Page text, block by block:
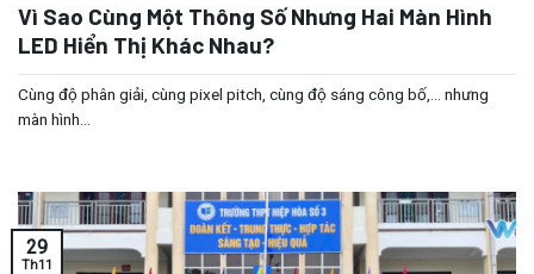
Vì Sao Cùng Một Thông Số Nhưng Hai Màn Hình
LED Hiển Thị Khác Nhau?
Cùng độ phân giải, cùng pixel pitch, cùng độ sáng công bố,… nhưng
màn hình...
29
Th11